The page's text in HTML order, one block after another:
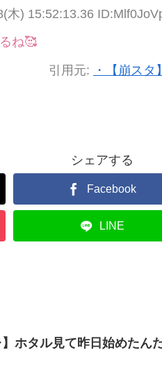
木) 15:52:13.36
ね🥰
引用元: ・【崩ス
シェアする
Facebook
LINE
】ホタル見て昨日始めた